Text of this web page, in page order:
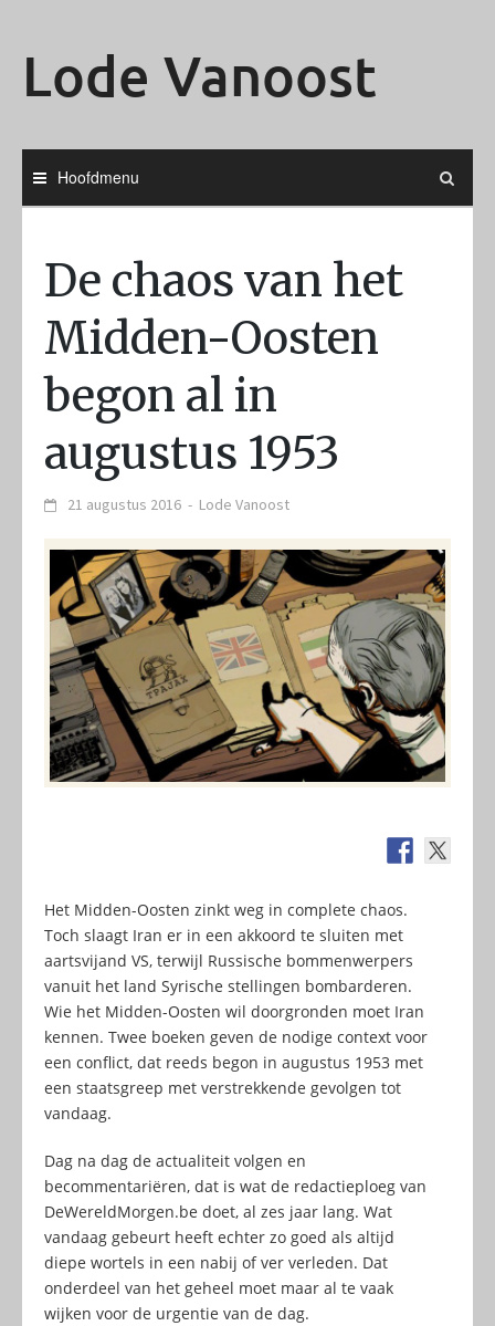
Lode Vanoost
Hoofdmenu
De chaos van het
Midden-Oosten
begon al in
augustus 1953
21 augustus 2016 - Lode Vanoost
Het Midden-Oosten zinkt weg in complete chaos.
Toch slaagt Iran er in een akkoord te sluiten met
aartsvijand VS, terwijl Russische bommenwerpers
vanuit het land Syrische stellingen bombarderen.
Wie het Midden-Oosten wil doorgronden moet Iran
kennen. Twee boeken geven de nodige context voor
een conflict, dat reeds begon in augustus 1953 met
een staatsgreep met verstrekkende gevolgen tot
vandaag.
Dag na dag de actualiteit volgen en
becommentariëren, dat is wat de redactieploeg van
DeWereldMorgen.be doet, al zes jaar lang. Wat
vandaag gebeurt heeft echter zo goed als altijd
diepe wortels in een nabij of ver verleden. Dat
onderdeel van het geheel moet maar al te vaak
wijken voor de urgentie van de dag.